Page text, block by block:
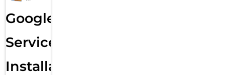
Google
Services
Installation